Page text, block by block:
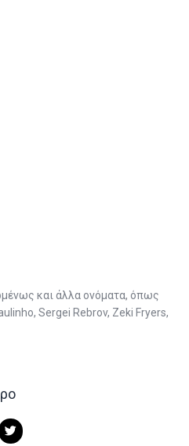
και άλλα ονόματα, όπως
Sergei Rebrov, Zeki Fryers,